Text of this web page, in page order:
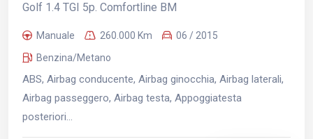
Golf 1.4 TGI 5p. Comfortline BM
Manuale 260.000 Km
06 / 2015
Benzina/Metano
ABS, Airbag conducente, Airbag ginocchia, Airbag laterali,
Airbag passeggero, Airbag testa, Appoggiatesta
posteriori...